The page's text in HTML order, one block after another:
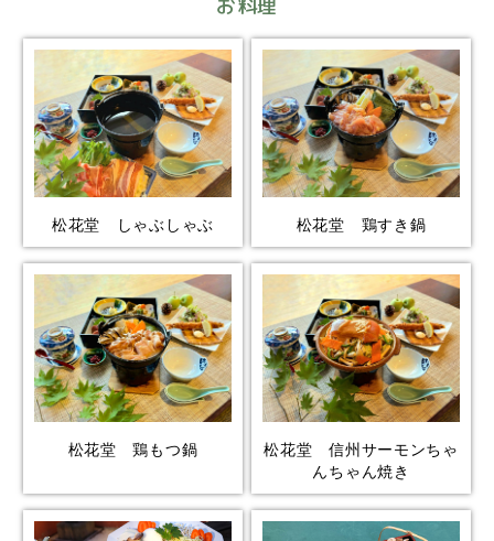
お料理
松花堂 しゃぶしゃぶ 松花堂 鶏すき鍋
松花堂 鶏もつ鍋
松花堂 信州サーモンちゃ
んちゃん焼き